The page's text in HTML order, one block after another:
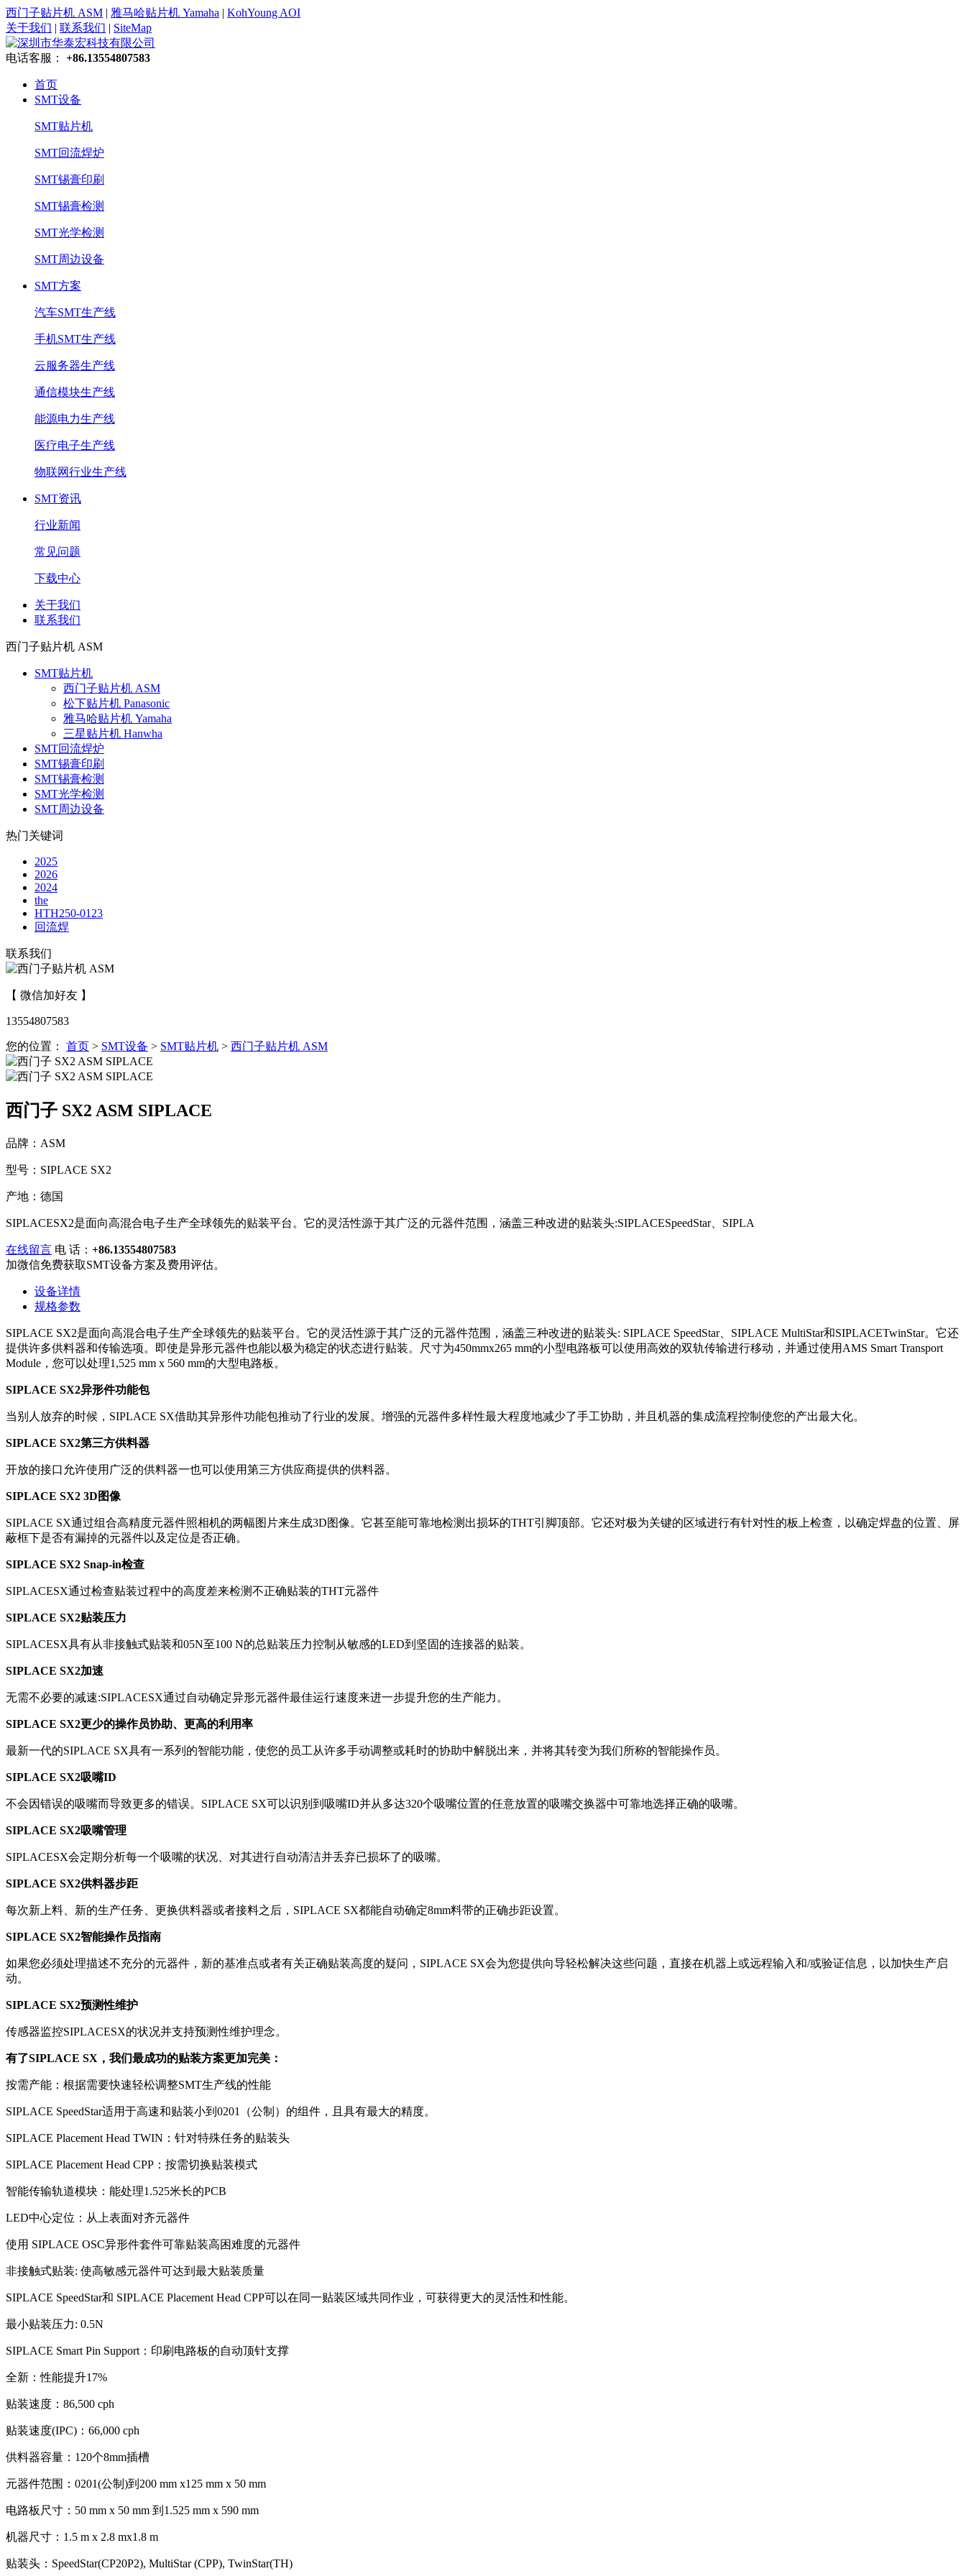
西门子贴片机 ASM | 雅马哈贴片机 Yamaha | KohYoung AOI
关于我们 | 联系我们 | SiteMap
电话客服： +86.13554807583
首页
SMT设备
SMT贴片机
SMT回流焊炉
SMT锡膏印刷
SMT锡膏检测
SMT光学检测
SMT周边设备
SMT方案
汽车SMT生产线
手机SMT生产线
云服务器生产线
通信模块生产线
能源电力生产线
医疗电子生产线
物联网行业生产线
SMT资讯
行业新闻
常见问题
下载中心
关于我们
联系我们
西门子贴片机 ASM
SMT贴片机
西门子贴片机 ASM
松下贴片机 Panasonic
雅马哈贴片机 Yamaha
三星贴片机 Hanwha
SMT回流焊炉
SMT锡膏印刷
SMT锡膏检测
SMT光学检测
SMT周边设备
热门关键词
2025
2026
2024
the
HTH250-0123
回流焊
联系我们
【 微信加好友 】
13554807583
您的位置： 首页 > SMT设备 > SMT贴片机 > 西门子贴片机 ASM
西门子 SX2 ASM SIPLACE
品牌：ASM
型号：SIPLACE SX2
产地：德国
SIPLACESX2是面向高混合电子生产全球领先的贴装平台。它的灵活性源于其广泛的元器件范围，涵盖三种改进的贴装头:SIPLACESpeedStar、SIPLA
在线留言 电 话： +86.13554807583
加微信免费获取SMT设备方案及费用评估。
设备详情
规格参数
SIPLACE SX2是面向高混合电子生产全球领先的贴装平台。它的灵活性源于其广泛的元器件范围，涵盖三种改进的贴装头: SIPLACE SpeedStar、SIPLACE MultiStar和SIPLACETwinStar。它还
提供许多供料器和传输选项。即使是异形元器件也能以极为稳定的状态进行贴装。尺寸为450mmx265 mm的小型电路板可以使用高效的双轨传输进行移动，并通过使用AMS Smart Transport
Module，您可以处理1,525 mm x 560 mm的大型电路板。
SIPLACE SX2异形件功能包
当别人放弃的时候，SIPLACE SX借助其异形件功能包推动了行业的发展。增强的元器件多样性最大程度地减少了手工协助，并且机器的集成流程控制使您的产出最大化。
SIPLACE SX2第三方供料器
开放的接口允许使用广泛的供料器一也可以使用第三方供应商提供的供料器。
SIPLACE SX2 3D图像
SIPLACE SX通过组合高精度元器件照相机的两幅图片来生成3D图像。它甚至能可靠地检测出损坏的THT引脚顶部。它还对极为关键的区域进行有针对性的板上检查，以确定焊盘的位置、屏
蔽框下是否有漏掉的元器件以及定位是否正确。
SIPLACE SX2 Snap-in检查
SIPLACESX通过检查贴装过程中的高度差来检测不正确贴装的THT元器件
SIPLACE SX2贴装压力
SIPLACESX具有从非接触式贴装和05N至100 N的总贴装压力控制从敏感的LED到坚固的连接器的贴装。
SIPLACE SX2加速
无需不必要的减速:SIPLACESX通过自动确定异形元器件最佳运行速度来进一步提升您的生产能力。
SIPLACE SX2更少的操作员协助、更高的利用率
最新一代的SIPLACE SX具有一系列的智能功能，使您的员工从许多手动调整或耗时的协助中解脱出来，并将其转变为我们所称的智能操作员。
SIPLACE SX2吸嘴ID
不会因错误的吸嘴而导致更多的错误。SIPLACE SX可以识别到吸嘴ID并从多达320个吸嘴位置的任意放置的吸嘴交换器中可靠地选择正确的吸嘴。
SIPLACE SX2吸嘴管理
SIPLACESX会定期分析每一个吸嘴的状况、对其进行自动清洁并丢弃已损坏了的吸嘴。
SIPLACE SX2供料器步距
每次新上料、新的生产任务、更换供料器或者接料之后，SIPLACE SX都能自动确定8mm料带的正确步距设置。
SIPLACE SX2智能操作员指南
如果您必须处理描述不充分的元器件，新的基准点或者有关正确贴装高度的疑问，SIPLACE SX会为您提供向导轻松解决这些问题，直接在机器上或远程输入和/或验证信息，以加快生产启
动。
SIPLACE SX2预测性维护
传感器监控SIPLACESX的状况并支持预测性维护理念。
有了SIPLACE SX，我们最成功的贴装方案更加完美：
按需产能：根据需要快速轻松调整SMT生产线的性能
SIPLACE SpeedStar适用于高速和贴装小到0201（公制）的组件，且具有最大的精度。
SIPLACE Placement Head TWIN：针对特殊任务的贴装头
SIPLACE Placement Head CPP：按需切换贴装模式
智能传输轨道模块：能处理1.525米长的PCB
LED中心定位：从上表面对齐元器件
使用 SIPLACE OSC异形件套件可靠贴装高困难度的元器件
非接触式贴装: 使高敏感元器件可达到最大贴装质量
SIPLACE SpeedStar和 SIPLACE Placement Head CPP可以在同一贴装区域共同作业，可获得更大的灵活性和性能。
最小贴装压力: 0.5N
SIPLACE Smart Pin Support：印刷电路板的自动顶针支撑
全新：性能提升17%
贴装速度：86,500 cph
贴装速度(IPC)：66,000 cph
供料器容量：120个8mm插槽
元器件范围：0201(公制)到200 mm x125 mm x 50 mm
电路板尺寸：50 mm x 50 mm 到1.525 mm x 590 mm
机器尺寸：1.5 m x 2.8 mx1.8 m
贴装头：SpeedStar(CP20P2), MultiStar (CPP), TwinStar(TH)